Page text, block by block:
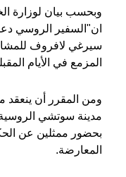
وبحسب بيان لوزارة
ان"السفير الروسي
سيرغي لافروف
المزمع في الأيام
ومن المقرر أن ينعقد
بحضور ممثلين عن
المعارضة.